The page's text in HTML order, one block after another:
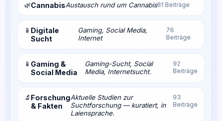
🌿CannabisAustausch rund um Cannabis81 Beiträge
📱 Digitale
Sucht
Gaming, Social Media,
Internet
76
Beiträge
📱 Gaming &
Social Media
Gaming-Sucht, Social
Media, Internetsucht.
92
Beiträge
🔬 Forschung
& Fakten
Aktuelle Studien zur
Suchtforschung — kuratiert, in
Laiensprache.
93
Beiträge